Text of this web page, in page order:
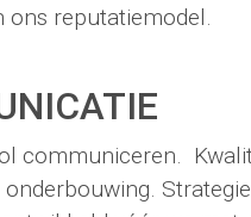
ons reputatiemodel.
communiceren.